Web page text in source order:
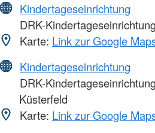
Kindertageseinrichtung
DRK-
Karte: Link zur Google
Kindertageseinrichtung
DRK-
Küsterfeld
Karte: Link zur Google